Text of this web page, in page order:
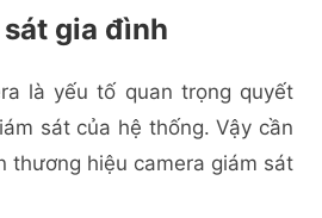
gia đình
là yếu tố quan trọng quyết
sát của hệ thống. Vậy cần
thương hiệu camera giám sát